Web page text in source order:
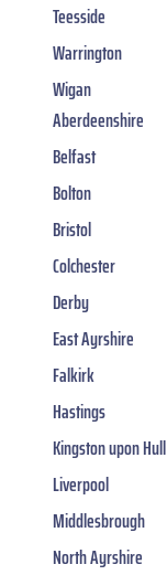
Teesside
Warrington
Wigan
Aberdeenshire
Belfast
Bolton
Bristol
Colchester
Derby
East Ayrshire
Falkirk
Hastings
Kingston upon Hull
Liverpool
Middlesbrough
North Ayrshire